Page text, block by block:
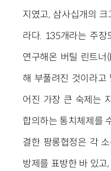
지였고, 삼사십개의
라다. 135개라는 주장
연구해온 버틸 린트
해 부풀려진 것이라고
어진 가장 큰 숙제는
합의하는 통치체제를
결한 팡롱협정은 각
방제를 표방한 바 있고